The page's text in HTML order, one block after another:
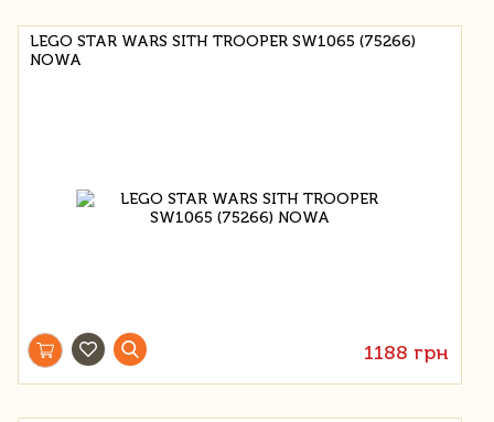
LEGO STAR WARS SITH TROOPER SW1065 (75266)
NOWA
1188 грн